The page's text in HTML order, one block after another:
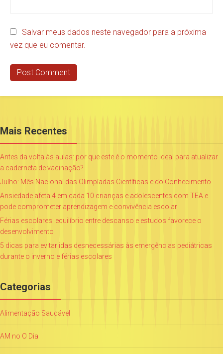
Salvar meus dados neste navegador para a próxima
vez que eu comentar.
Mais Recentes
Antes da volta às aulas: por que este é o momento ideal para atualizar
a caderneta de vacinação?
Julho: Mês Nacional das Olimpíadas Científicas e do Conhecimento
Ansiedade afeta 4 em cada 10 crianças e adolescentes com TEA e
pode comprometer aprendizagem e convivência escolar
Férias escolares: equilíbrio entre descanso e estudos favorece o
desenvolvimento
5 dicas para evitar idas desnecessárias às emergências pediátricas
durante o inverno e férias escolares
Categorias
Alimentação Saudável
AM no O Dia